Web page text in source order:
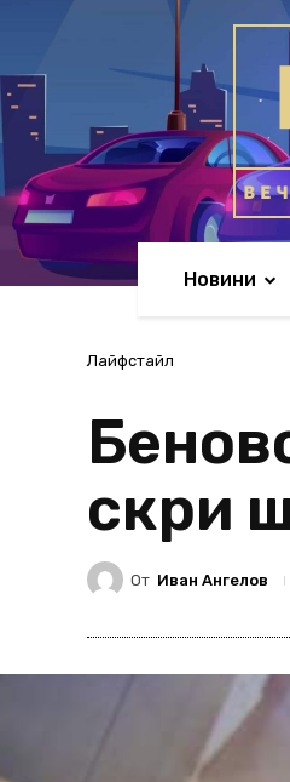
Новини
Лайфстайл
скри
От Иван Ангелов